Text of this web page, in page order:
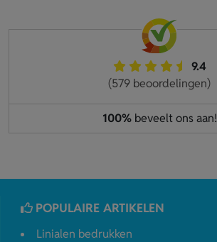
9.4
(579 beoordelingen)
100%beveelt ons aan!
POPULAIRE ARTIKELEN
Linialen bedrukken